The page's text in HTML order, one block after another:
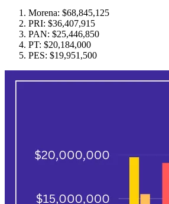
Morena: $68,845,125
PRI: $36,407,915
PAN: $25,446,850
PT: $20,184,000
PES: $19,951,500